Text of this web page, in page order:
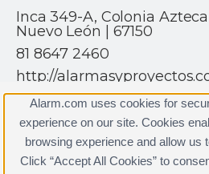
Inca 349-A, Colonia Azteca
Nuevo León | 67150
81 8647 2460
http://
Alarm.com uses cookies for
experience on our site. Cookies
browsing experience and allow us
Click “Accept All Cookies” to